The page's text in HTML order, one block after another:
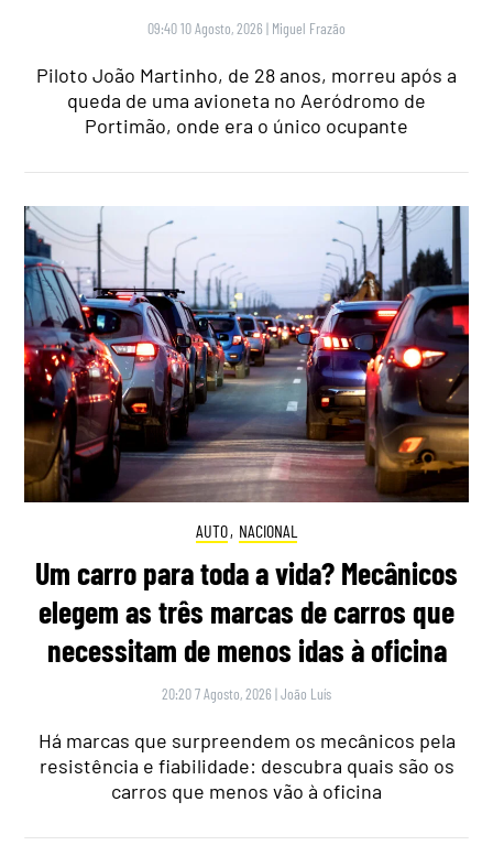
09:40 10 Agosto, 2026 | Miguel Frazão
Piloto João Martinho, de 28 anos, morreu após a
queda de uma avioneta no Aeródromo de
Portimão, onde era o único ocupante
AUTO, NACIONAL
Um carro para toda a vida? Mecânicos
elegem as três marcas de carros que
necessitam de menos idas à oficina
20:20 7 Agosto, 2026 |João Luís
Há marcas que surpreendem os mecânicos pela
resistência e fiabilidade: descubra quais são os
carros que menos vão à oficina